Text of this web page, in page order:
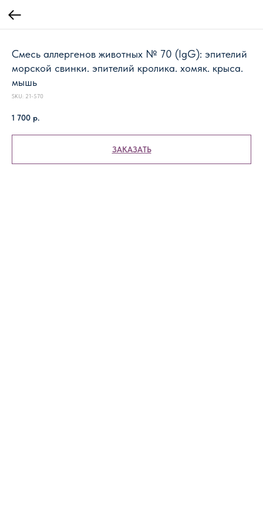
Смесь аллергенов животных № 70 (IgG): эпителий
морской свинки. эпителий кролика. хомяк. крыса.
мышь
SKU: 21-570
1 700 р.
ЗАКАЗАТЬ